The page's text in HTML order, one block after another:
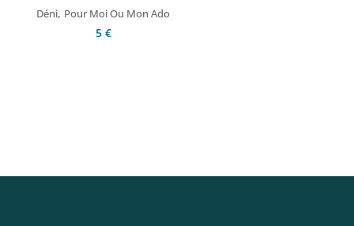
Déni, Pour Moi Ou Mon Ado
5 €